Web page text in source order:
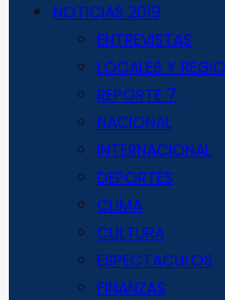
NOTICIAS 2019
ENTREVISTAS
LOCALES Y
REPORTE 7
NACIONAL
INTERNACIONAL
DEPORTES
CLIMA
CULTURA
ESPECTACULOS
FINANZAS